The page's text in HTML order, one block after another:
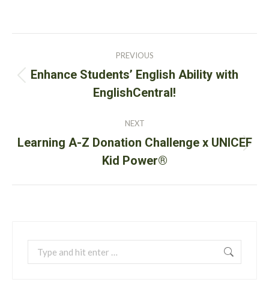
navigation
PREVIOUS
Previous
post:
Enhance Students’ English Ability with
EnglishCentral!
NEXT
Next
post:
Learning A-Z Donation Challenge x UNICEF
Kid Power®
Search: